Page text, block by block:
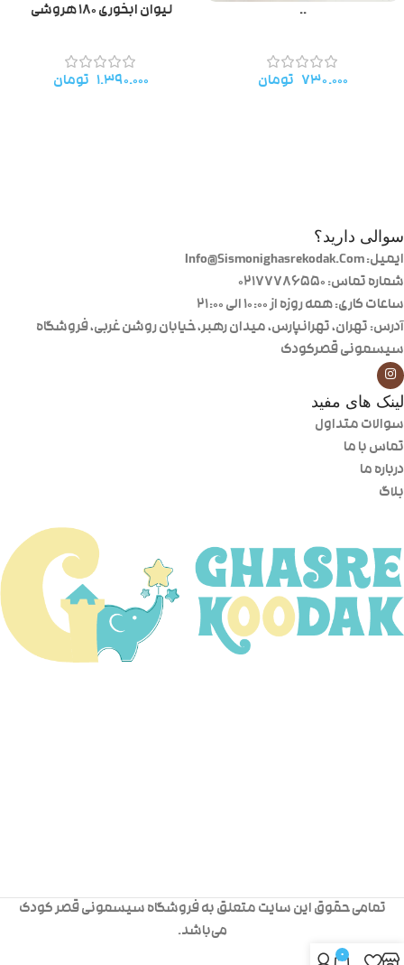
..
۷۳۰.۰۰۰ تومان
لیوان ابخوری ۱۸۰ هروشی
۱.۳۹۰.۰۰۰ تومان
سوالی دارید؟
ایمیل: Info@Sismonighasrekodak.Com
شماره تماس: 02177786550
ساعات کاری: همه روزه از ۱۰:۰۰ الی ۲۱:۰۰
آدرس: تهران، تهرانپارس، میدان رهبر، خیابان روشن غربی، فروشگاه
سیسمونی قصرکودک
لینک های مفید
سوالات متداول
تماس با ما
درباره ما
بلاگ
تمامی حقوق این سایت متعلق به فروشگاه سیسمونی قصر کودک
می‌باشد.
0